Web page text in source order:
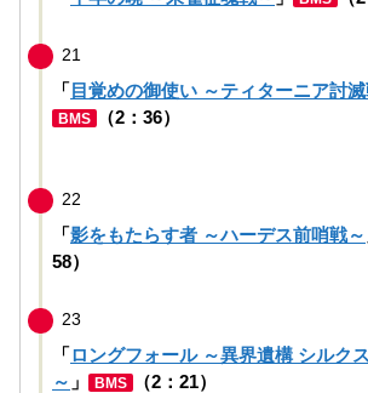
21
「 目覚めの御使い ～ティターニア討滅
BMS （2：36）
22
「影をもたらす者 ～ハーデス前哨戦～
58）
23
「ロングフォール ～異界遺構 シルク
～ 」 BMS （2：21）